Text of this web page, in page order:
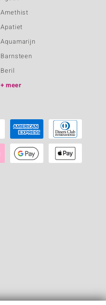
Amethist
Apatiet
Aquamarijn
Barnsteen
Beril
meer